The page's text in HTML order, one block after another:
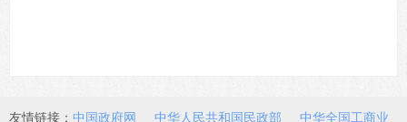
友情链接： 中国政府网 中华人民共和国民政部
中华全国工商业